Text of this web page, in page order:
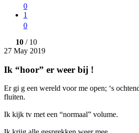
0
1
0
10 / 10
27 May 2019
Ik “hoor” er weer bij !
Er gi g een wereld voor me open; ‘s
fluiten.
Ik kijk tv met een “normaal” volume.